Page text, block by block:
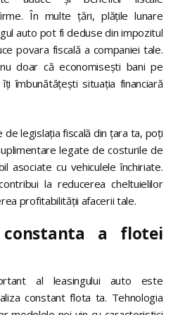
În multe țări, plățile lunare
auto pot fi deduse din impozitul
povara fiscală a companiei tale.
doar că economisești bani pe
îmbunătățești situația financiară
de legislația fiscală din țara ta, poți
legate de costurile de
asociate cu vehiculele închiriate.
la reducerea cheltuielilor
profitabilității afacerii tale.
constanta a flotei
al leasingului auto este
constant flota ta. Tehnologia